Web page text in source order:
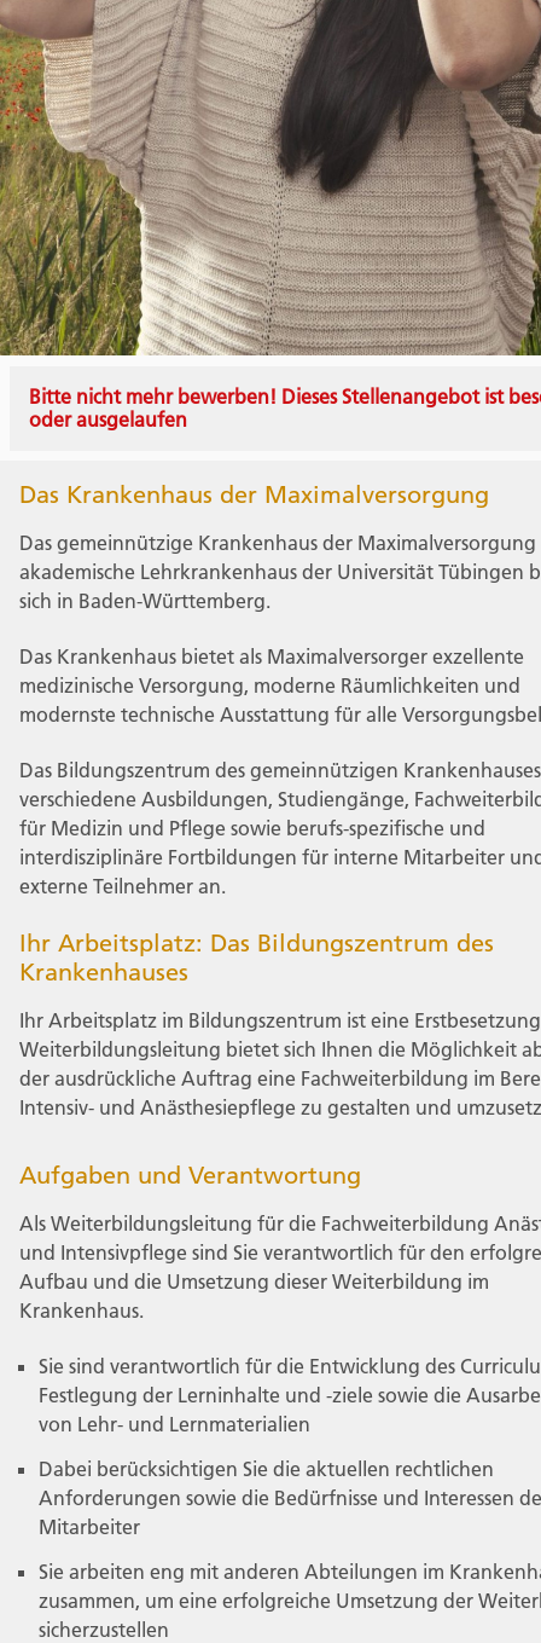
Bitte nicht mehr bewerben! Dieses Stellenangebot ist
oder ausgelaufen
Das Krankenhaus der Maximalversorgung
Das gemeinnützige Krankenhaus der
akademische Lehrkrankenhaus der Universität Tübingen
sich in Baden-Württemberg.
Das Krankenhaus bietet als Maximalversorger exzellente
medizinische Versorgung, moderne Räumlichkeiten und
modernste technische Ausstattung für alle
Das Bildungszentrum des gemeinnützigen
verschiedene Ausbildungen, Studiengänge,
für Medizin und Pflege sowie berufs-spezifische und
interdisziplinäre Fortbildungen für interne Mitarbeiter
externe Teilnehmer an.
Ihr Arbeitsplatz: Das Bildungszentrum des
Krankenhauses
Ihr Arbeitsplatz im Bildungszentrum ist eine
Weiterbildungsleitung bietet sich Ihnen die Möglichkeit
der ausdrückliche Auftrag eine Fachweiterbildung im
Intensiv- und Anästhesiepflege zu gestalten und
Aufgaben und Verantwortung
Als Weiterbildungsleitung für die Fachweiterbildung
und Intensivpflege sind Sie verantwortlich für den
Aufbau und die Umsetzung dieser Weiterbildung im
Krankenhaus.
Sie sind verantwortlich für die Entwicklung des
Festlegung der Lerninhalte und -ziele sowie die
von Lehr- und Lernmaterialien
Dabei berücksichtigen Sie die aktuellen rechtlichen
Anforderungen sowie die Bedürfnisse und Interessen
Mitarbeiter
Sie arbeiten eng mit anderen Abteilungen im
zusammen, um eine erfolgreiche Umsetzung der
sicherzustellen